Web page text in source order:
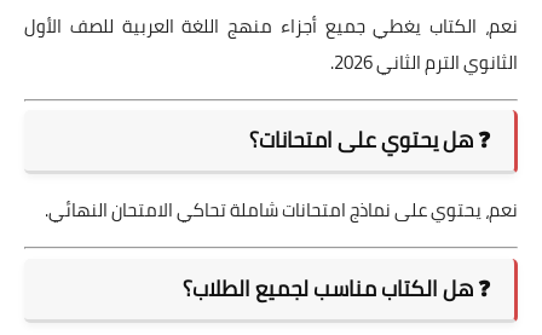
نعم، الكتاب يغطي جميع أجزاء منهج اللغة العربية للصف الأول
الثانوي الترم الثاني 2026.
❓ هل يحتوي على امتحانات؟
نعم، يحتوي على نماذج امتحانات شاملة تحاكي الامتحان النهائي.
❓ هل الكتاب مناسب لجميع الطلاب؟